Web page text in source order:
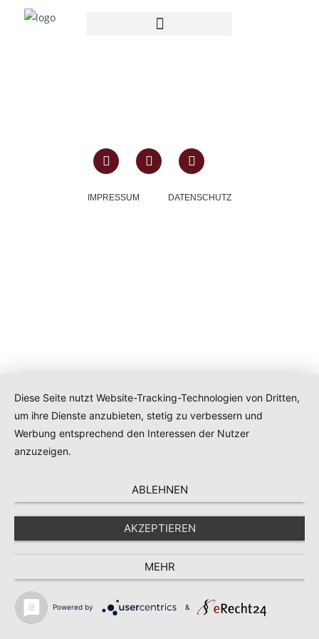
IMPRESSUM DATENSCHUTZ
Diese Seite nutzt Website-Tracking-Technologien von Dritten,
um ihre Dienste anzubieten, stetig zu verbessern und
Werbung entsprechend den Interessen der Nutzer
anzuzeigen.
ABLEHNEN
AKZEPTIEREN
MEHR
Powered by &